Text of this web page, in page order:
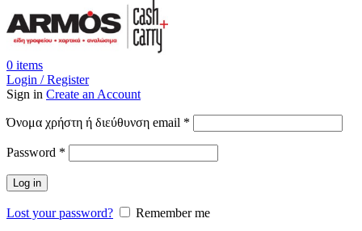
0 items
Login / Register
Sign in Create an Account
Όνομα χρήστη ή διεύθυνση email *
Password *
Log in
Lost your password?
Remember me